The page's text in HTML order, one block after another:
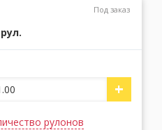
Под заказ
+
рулонов